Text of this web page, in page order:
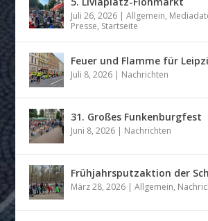
Juli 26, 2026 |Allgemein,
Presse, Startseite
Feuer und Flamme für
Juli 8, 2026 | Nachrichten
31. Großes Funkenburgfest
Juni 8, 2026 | Nachrichten
Frühjahrsputzaktion der
März 28, 2026 |Allgemein,